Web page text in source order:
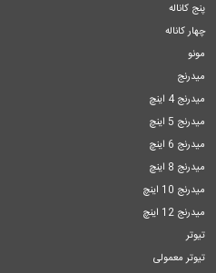
پنج کاناله
چهار کاناله
مونو
میدرنج
میدرنج 4 اینچ
میدرنج 5 اینچ
میدرنج 6 اینچ
میدرنج 8 اینچ
میدرنج 10 اینچ
میدرنج 12 اینچ
تیوتر
تیوتر معمولی